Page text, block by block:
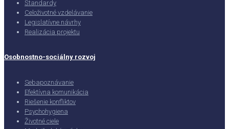
Štandardy
Celoživotné vzdelávanie
Legislatívne návrhy
Realizácia projektu
Osobnostno-sociálny rozvoj
Sebapoznávanie
Efektívna komunikácia
Riešenie konfliktov
Psychohygiena
Životné ciele